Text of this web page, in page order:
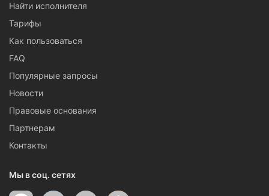
Найти исполнителя
Тарифы
Как пользоваться
FAQ
Популярные запросы
Новости
Правовые основания
Партнерам
Контакты
Мы в соц. сетях